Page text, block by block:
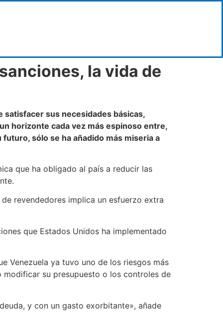
la vida de
sus necesidades básicas,
horizonte cada vez más espinoso entre,
sólo se ha añadido más miseria a
que ha obligado al país a reducir las
revendedores implica un esfuerzo extra
que Estados Unidos ha implementado
Venezuela ya tuvo uno de los riesgos más
su presupuesto o los controles de
y con un gasto exorbitante», añade